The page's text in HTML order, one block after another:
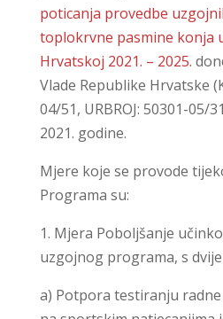
poticanja provedbe
toplokrvne pasmine konja
Hrvatskoj 2021. – 2025.
Vlade Republike Hrvatske
04/51, URBROJ: 50301-05/
2021. godine.
Mjere koje se provode
Programa su:
1. Mjera Poboljšanje
uzgojnog programa, s
a) Potpora testiranju